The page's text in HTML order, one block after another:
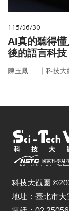
115/06/30
AI真的聽得
後的語言科技
陳玉鳳 ｜ 科技大
科技大觀園
地址：臺北市